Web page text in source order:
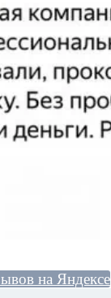
на Яндексе